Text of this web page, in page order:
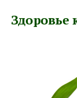
Здоровье